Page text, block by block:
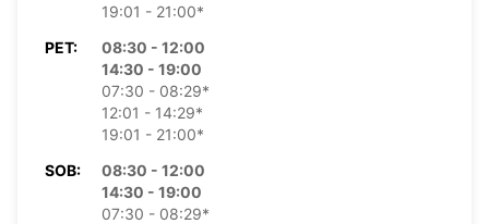
19:01 - 21:00*
PET:
08:30 - 12:00
14:30 - 19:00
07:30 - 08:29*
12:01 - 14:29*
19:01 - 21:00*
SOB:
08:30 - 12:00
14:30 - 19:00
07:30 - 08:29*